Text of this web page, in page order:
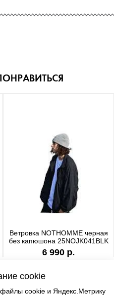
Ветровка NOTHOMME черная
без капюшона 25NOJK041BLK
6 990 р.
cookie
cookie и Яндекс.Метрику